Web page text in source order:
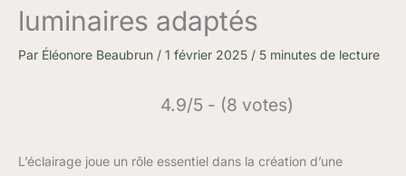
luminaires adaptés
Par Éléonore Beaubrun / 1 février 2025 / 5 minutes de lecture
4.9/5 - (8 votes)
L’éclairage joue un rôle essentiel dans la création d’une